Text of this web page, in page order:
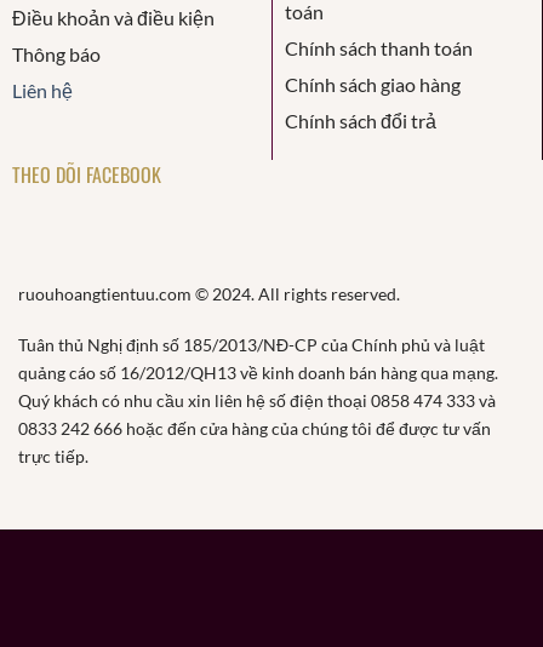
Điều khoản và điều kiện
Thông báo
Liên hệ
toán
Chính sách thanh toán
Chính sách giao hàng
Chính sách đổi trả
THEO DÕI FACEBOOK
ruouhoangtientuu.com © 2024. All rights reserved.
Tuân thủ Nghị định số 185/2013/NĐ-CP của Chính phủ và luật
quảng cáo số 16/2012/QH13 về kinh doanh bán hàng qua mạng.
Quý khách có nhu cầu xin liên hệ số điện thoại 0858 474 333 và
0833 242 666 hoặc đến cửa hàng của chúng tôi để được tư vấn
trực tiếp.